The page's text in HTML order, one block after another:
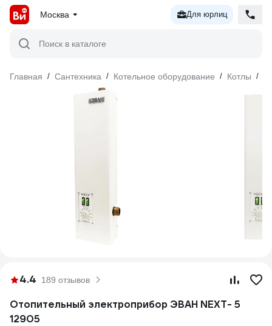
Москва Для юрлиц
Поиск в каталоге
Главная / Сантехника / Котельное оборудование / Котлы /
4.4 189 отзывов
Отопительный электроприбор ЭВАН NEXT- 5
12905